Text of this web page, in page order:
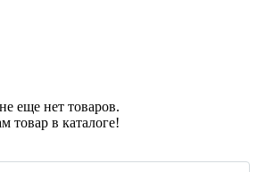
еще нет товаров.
товар в каталоге!